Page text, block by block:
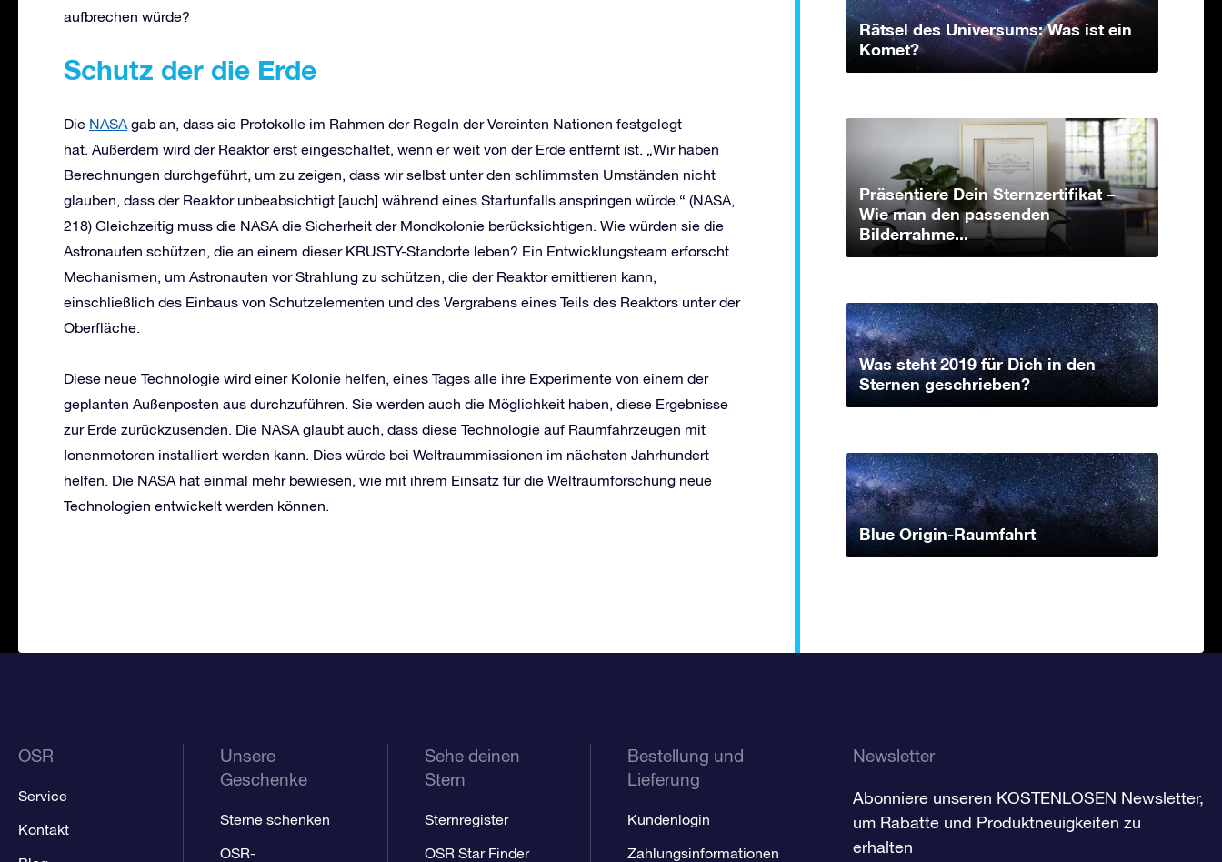
aufbrechen würde?
Schutz der die Erde
Die NASA gab an, dass sie Protokolle im Rahmen der Regeln der Vereinten Nationen festgelegt
hat. Außerdem wird der Reaktor erst eingeschaltet, wenn er weit von der Erde entfernt ist. „Wir haben
Berechnungen durchgeführt, um zu zeigen, dass wir selbst unter den schlimmsten Umständen nicht
glauben, dass der Reaktor unbeabsichtigt [auch] während eines Startunfalls anspringen würde.“ (NASA,
218) Gleichzeitig muss die NASA die Sicherheit der Mondkolonie berücksichtigen. Wie würden sie die
Astronauten schützen, die an einem dieser KRUSTY-Standorte leben? Ein Entwicklungsteam erforscht
Mechanismen, um Astronauten vor Strahlung zu schützen, die der Reaktor emittieren kann,
einschließlich des Einbaus von Schutzelementen und des Vergrabens eines Teils des Reaktors unter der
Oberfläche.
Diese neue Technologie wird einer Kolonie helfen, eines Tages alle ihre Experimente von einem der
geplanten Außenposten aus durchzuführen. Sie werden auch die Möglichkeit haben, diese Ergebnisse
zur Erde zurückzusenden. Die NASA glaubt auch, dass diese Technologie auf Raumfahrzeugen mit
Ionenmotoren installiert werden kann. Dies würde bei Weltraummissionen im nächsten Jahrhundert
helfen. Die NASA hat einmal mehr bewiesen, wie mit ihrem Einsatz für die Weltraumforschung neue
Technologien entwickelt werden können.
Rätsel des Universums: Was ist ein
Komet?
Präsentiere Dein Sternzertifikat –
Wie man den passenden
Bilderrahme...
Was steht 2019 für Dich in den
Sternen geschrieben?
Blue Origin-Raumfahrt
OSR
Service
Kontakt
Unsere
Geschenke
Sterne schenken
OSR-
Sehe deinen
Stern
Sternregister
OSR Star Finder
Bestellung und
Lieferung
Kundenlogin
Zahlungsinformationen
Newsletter
Abonniere unseren KOSTENLOSEN Newsletter,
um Rabatte und Produktneuigkeiten zu
erhalten